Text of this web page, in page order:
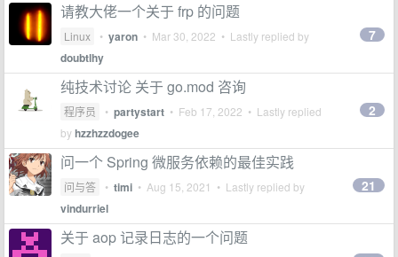
请教大佬一个关于 frp 的问题
Linux • yaron • Mar 30, 2022 • Lastly replied by
doubtlhy
7
纯技术讨论 关于 go.mod 咨询
程序员 • partystart • Feb 17, 2022 • Lastly replied
byhzzhzzdogee
2
问一个 Spring 微服务依赖的最佳实践
问与答 • timi • Aug 15, 2021 • Lastly replied by
vindurriel
21
关于 aop 记录日志的一个问题